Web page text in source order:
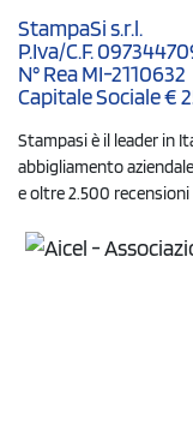
StampaSi s.r.l.
P.Iva/C.F.
N° Rea MI-2110632
Capitale Sociale €
Stampasi è il leader in
abbigliamento
e oltre 2.500